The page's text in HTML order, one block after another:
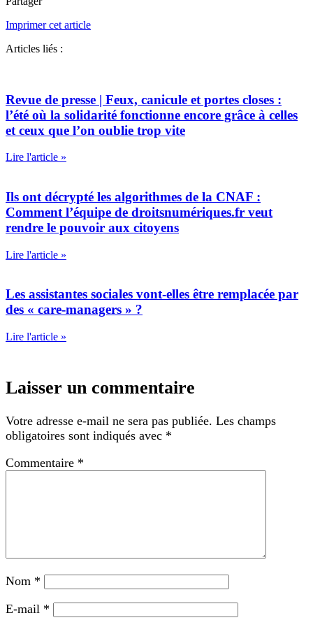
Imprimer cet article
Articles liés :
Revue de presse | Feux, canicule et portes closes :
l’été où la solidarité fonctionne encore grâce à celles
et ceux que l’on oublie trop vite
Lire l'article »
Ils ont décrypté les algorithmes de la CNAF :
Comment l’équipe de droitsnumériques.fr veut
rendre le pouvoir aux citoyens
Lire l'article »
Les assistantes sociales vont-elles être remplacée par
des « care-managers » ?
Lire l'article »
Laisser un commentaire
Votre adresse e-mail ne sera pas publiée. Les champs
obligatoires sont indiqués avec *
Commentaire *
Nom *
E-mail *